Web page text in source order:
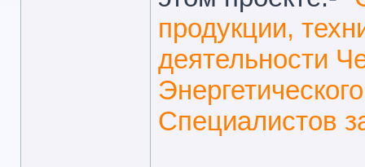
продукции,
деятельности
Специалистов